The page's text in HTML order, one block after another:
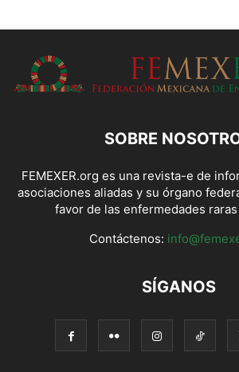
SOBRE
FEMEXER.org es una revista-e de
asociaciones aliadas y su órgano
favor de las enfermedades
Contáctenos:
SÍGANOS